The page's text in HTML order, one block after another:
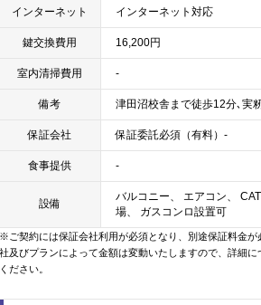
インターネット インターネット対応
鍵交換費用 16,200円
室内清掃費用 -
備考 津田沼校舎まで徒歩12分､実
保証会社 保証委託必須（有料）-
食事提供 -
設備
バルコニー、 エアコン、
場、 ガスコンロ設置可
※ご契約には保証会社利用が必須となり、別途保証料金が
社及びプランによって金額は変動いたしますので、詳細
ください。